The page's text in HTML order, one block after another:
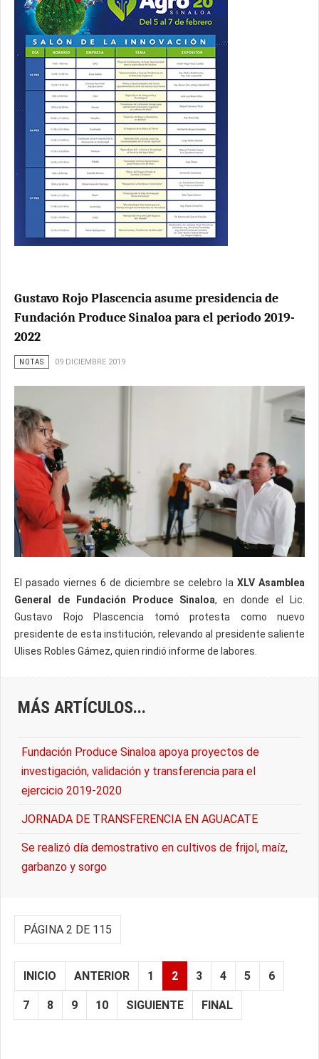
Gustavo Rojo Plascencia asume presidencia de
Fundación Produce Sinaloa para el periodo 2019-
2022
NOTAS 09 DICIEMBRE 2019
El pasado viernes 6 de diciembre se celebro laXLV Asamblea
General de Fundación Produce Sinaloa, en donde el Lic.
Gustavo Rojo Plascencia tomó protesta como nuevo
presidente de esta institución, relevando al presidente saliente
Ulises Robles Gámez, quien rindió informe de labores.
MÁS ARTÍCULOS...
Fundación Produce Sinaloa apoya proyectos de
investigación, validación y transferencia para el
ejercicio 2019-2020
JORNADA DE TRANSFERENCIA EN AGUACATE
Se realizó día demostrativo en cultivos de frijol, maíz,
garbanzo y sorgo
PÁGINA 2 DE 115
INICIO ANTERIOR 1 2 3 4 5 6
7 8 9 10 SIGUIENTE FINAL